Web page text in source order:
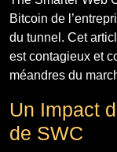
Bitcoin de
du tunnel. Cet
est contagieux et
méandres du
Un Impact
de SWC